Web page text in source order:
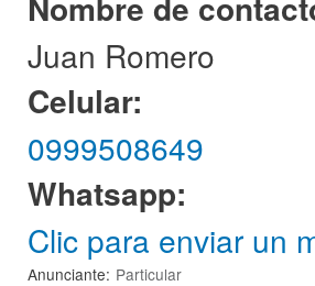
Juan Romero
Celular:
0999508649
Whatsapp:
Clic para enviar un
Anunciante: Particular